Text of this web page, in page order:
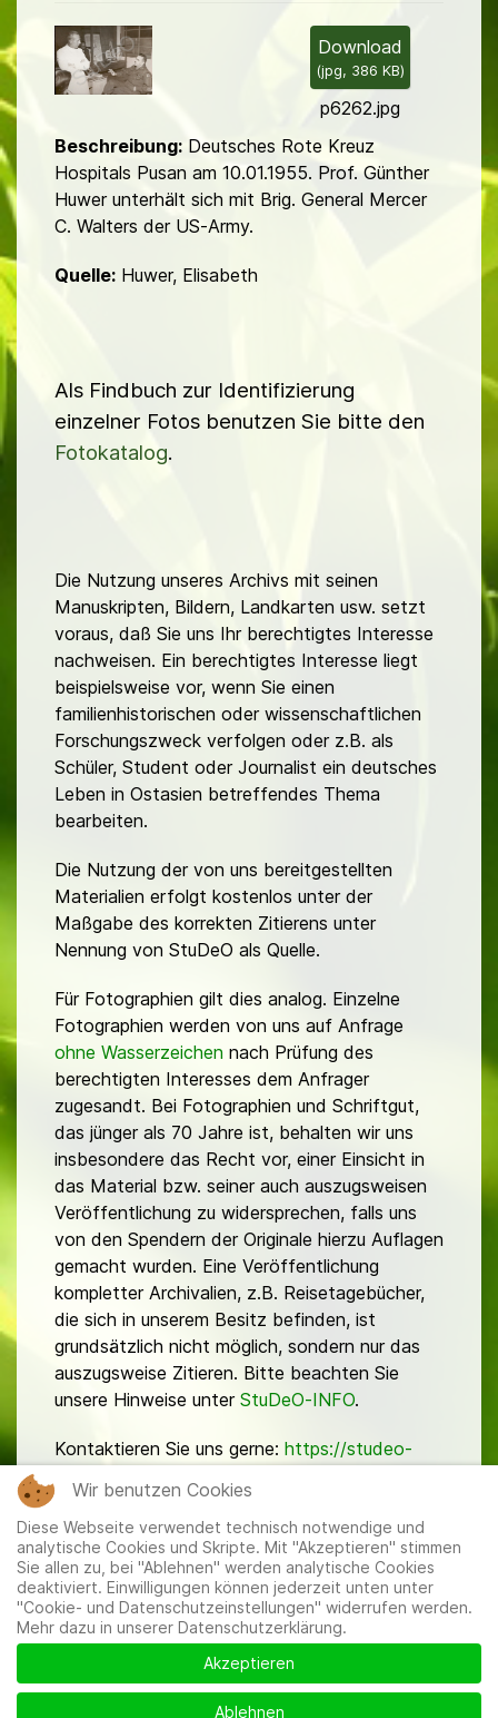
l
d
Download
(jpg, 386 KB)
p6262.jpg
Beschreibung: Deutsches Rote Kreuz
Hospitals Pusan am 10.01.1955. Prof. Günther
Huwer unterhält sich mit Brig. General Mercer
C. Walters der US-Army.
Quelle: Huwer, Elisabeth
Als Findbuch zur Identifizierung
einzelner Fotos benutzen Sie bitte den
Fotokatalog.
Die Nutzung unseres Archivs mit seinen
Manuskripten, Bildern, Landkarten usw. setzt
voraus, daß Sie uns Ihr berechtigtes Interesse
nachweisen. Ein berechtigtes Interesse liegt
beispielsweise vor, wenn Sie einen
familienhistorischen oder wissenschaftlichen
Forschungszweck verfolgen oder z.B. als
Schüler, Student oder Journalist ein deutsches
Leben in Ostasien betreffendes Thema
bearbeiten.
Die Nutzung der von uns bereitgestellten
Materialien erfolgt kostenlos unter der
Maßgabe des korrekten Zitierens unter
Nennung von StuDeO als Quelle.
Für Fotographien gilt dies analog. Einzelne
Fotographien werden von uns auf Anfrage
ohne Wasserzeichen nach Prüfung des
berechtigten Interesses dem Anfrager
zugesandt. Bei Fotographien und Schriftgut,
das jünger als 70 Jahre ist, behalten wir uns
insbesondere das Recht vor, einer Einsicht in
das Material bzw. seiner auch auszugsweisen
Veröffentlichung zu widersprechen, falls uns
von den Spendern der Originale hierzu Auflagen
gemacht wurden. Eine Veröffentlichung
kompletter Archivalien, z.B. Reisetagebücher,
die sich in unserem Besitz befinden, ist
grundsätzlich nicht möglich, sondern nur das
auszugsweise Zitieren. Bitte beachten Sie
unsere Hinweise unter StuDeO-INFO.
Kontaktieren Sie uns gerne: https://studeo-
Mitglieder|Impressum|Datenschutzerklärung|Cookie-
und Datenschutzeinstellungen
Wir benutzen Cookies
Diese Webseite verwendet technisch notwendige und
analytische Cookies und Skripte. Mit "Akzeptieren" stimmen
Sie allen zu, bei "Ablehnen" werden analytische Cookies
deaktiviert. Einwilligungen können jederzeit unten unter
"Cookie- und Datenschutzeinstellungen" widerrufen werden.
Mehr dazu in unserer Datenschutzerklärung.
Akzeptieren
Ablehnen